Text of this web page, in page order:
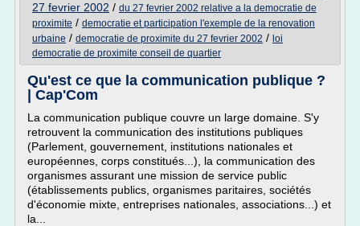
27 fevrier 2002 / du 27 fevrier 2002 relative a la democratie de
proximite / democratie et participation l'exemple de la renovation
urbaine / democratie de proximite du 27 fevrier 2002 / loi
democratie de proximite conseil de quartier
Qu'est ce que la communication publique ?
| Cap'Com
La communication publique couvre un large domaine. S'y
retrouvent la communication des institutions publiques
(Parlement, gouvernement, institutions nationales et
européennes, corps constitués...), la communication des
organismes assurant une mission de service public
(établissements publics, organismes paritaires, sociétés
d'économie mixte, entreprises nationales, associations...) et
la...